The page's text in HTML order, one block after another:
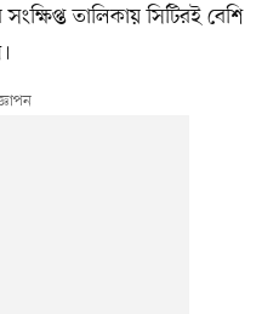
তালিকায় সিটিরই বেশি